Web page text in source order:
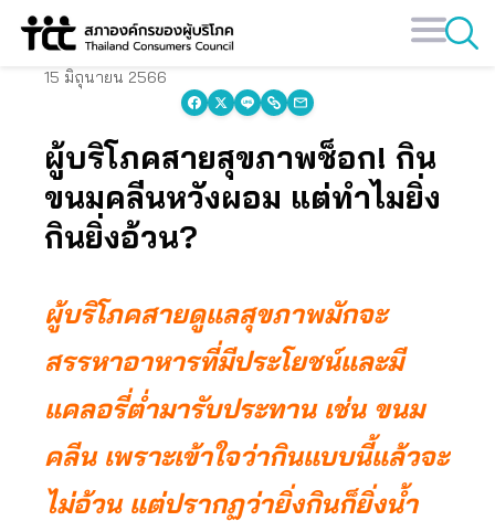
Skip
15 มิถุนายน 2566
ผู้บริโภคสายสุขภาพช็อก! กิน
ขนมคลีนหวังผอม แต่ทำไมยิ่ง
กินยิ่งอ้วน?
ผู้บริโภคสายดูแลสุขภาพมักจะ
สรรหาอาหารที่มีประโยชน์และมี
แคลอรี่ต่ำมารับประทาน เช่น ขนม
คลีน เพราะเข้าใจว่ากินแบบนี้แล้วจะ
ไม่อ้วน แต่ปรากฏว่ายิ่งกินก็ยิ่งน้ำ